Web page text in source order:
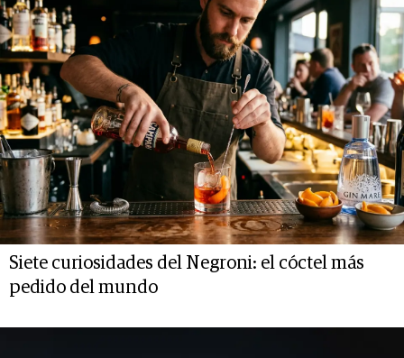
Siete curiosidades del Negroni: el cóctel más
pedido del mundo